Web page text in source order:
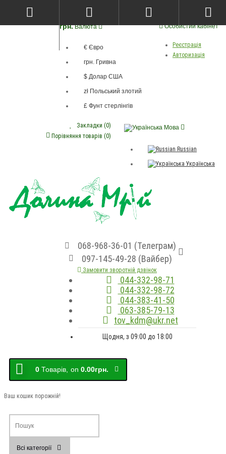
Особистий кабінет
Реєстрація
Авторизація
грн. Валюта
€ Євро
грн. Гривна
$ Долар США
zł Польський злотий
£ Фунт стерлінгів
Мова
Russian
Українська
Закладки (0)
Порівняння товарів (0)
068-968-36-01 (Телеграм)
097-145-49-28 (Вайбер)
Замовити зворотній дзвінок
044-332-98-71
044-332-98-72
044-383-41-50
063-385-79-13
tov_kdm@ukr.net
Щодня, з 09:00 до 18:00
0 Товарів, on 0.00грн.
Ваш кошик порожній!
Всі категорії